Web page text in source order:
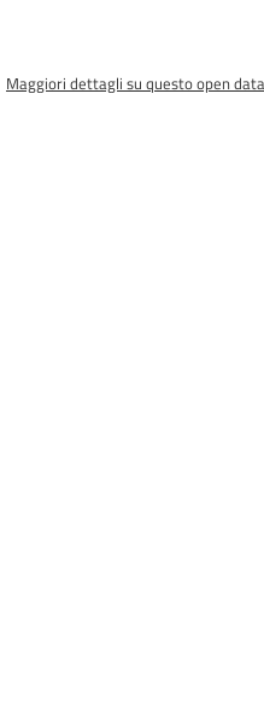
Maggiori dettagli su questo open data